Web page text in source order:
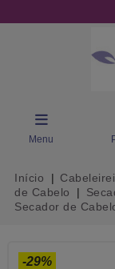
Menu
Início
de Cabelo
Secador de
-29%